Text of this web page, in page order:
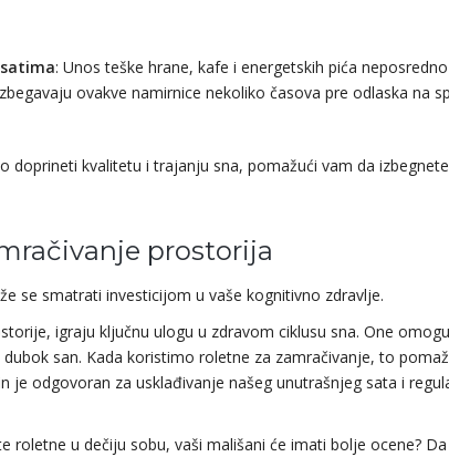
: Unos teške hrane, kafe i energetskih pića
ovakve namirnice nekoliko časova pre odlaska na
kvalitetu i trajanju sna, pomažući vam da
prostorija
se smatrati investicijom u vaše kognitivno zdravlje.
igraju ključnu ulogu u zdravom ciklusu sna. One
san. Kada koristimo roletne za zamračivanje, to
odgovoran za usklađivanje našeg unutrašnjeg sata i
u dečiju sobu, vaši mališani će imati bolje ocene?